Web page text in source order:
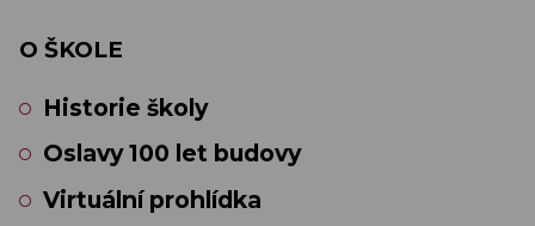
O ŠKOLE
Historie školy
Oslavy 100 let budovy
Virtuální prohlídka